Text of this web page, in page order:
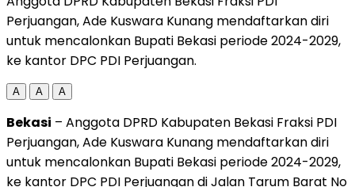
Perjuangan, Ade Kuswara Kunang mendaftarkan diri
untuk mencalonkan Bupati Bekasi periode 2024-2029,
ke kantor DPC PDI Perjuangan.
A A A
Bekasi – Anggota DPRD Kabupaten Bekasi Fraksi PDI
Perjuangan, Ade Kuswara Kunang mendaftarkan diri
untuk mencalonkan Bupati Bekasi periode 2024-2029,
ke kantor DPC PDI Perjuangan di Jalan Tarum Barat No